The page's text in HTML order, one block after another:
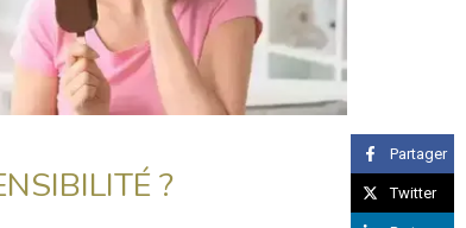
?
Partager
Twitter